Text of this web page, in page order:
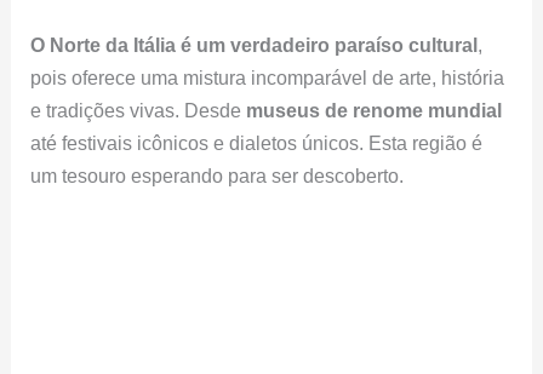
O Norte da Itália é um verdadeiro paraíso cultural,
pois oferece uma mistura incomparável de arte, história
e tradições vivas. Desde museus de renome mundial
até festivais icônicos e dialetos únicos. Esta região é
um tesouro esperando para ser descoberto.